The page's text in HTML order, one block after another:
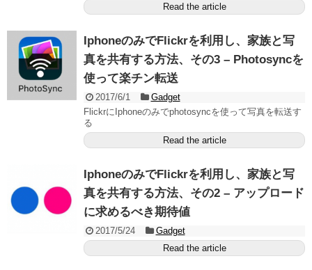
Read the article
IphoneのみでFlickrを利用し、家族と写
真を共有する方法、その3 – Photosyncを
使って楽チン転送
2017/6/1
Gadget
FlickrにIphoneのみでphotosyncを使って写真を転送す
る
Read the article
IphoneのみでFlickrを利用し、家族と写
真を共有する方法、その2 – アップロード
に求めるべき期待値
2017/5/24
Gadget
Read the article